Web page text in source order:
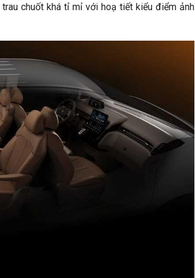
chuốt khá tỉ mỉ với hoạ tiết kiểu điểm ảnh